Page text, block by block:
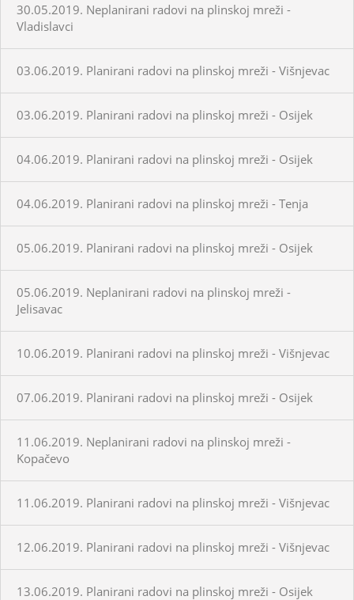
30.05.2019. Neplanirani radovi na plinskoj mreži -
Vladislavci
03.06.2019. Planirani radovi na plinskoj mreži - Višnjevac
03.06.2019. Planirani radovi na plinskoj mreži - Osijek
04.06.2019. Planirani radovi na plinskoj mreži - Osijek
04.06.2019. Planirani radovi na plinskoj mreži - Tenja
05.06.2019. Planirani radovi na plinskoj mreži - Osijek
05.06.2019. Neplanirani radovi na plinskoj mreži -
Jelisavac
10.06.2019. Planirani radovi na plinskoj mreži - Višnjevac
07.06.2019. Planirani radovi na plinskoj mreži - Osijek
11.06.2019. Neplanirani radovi na plinskoj mreži -
Kopačevo
11.06.2019. Planirani radovi na plinskoj mreži - Višnjevac
12.06.2019. Planirani radovi na plinskoj mreži - Višnjevac
13.06.2019. Planirani radovi na plinskoj mreži - Osijek